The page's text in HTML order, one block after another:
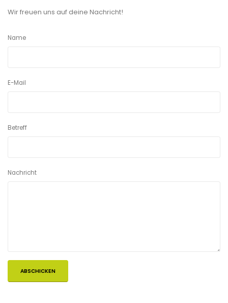
Wir freuen uns auf deine Nachricht!
Name
E-Mail
Betreff
Nachricht